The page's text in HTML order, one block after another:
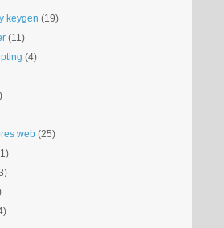
keygen (19)
(11)
(4)
web (25)